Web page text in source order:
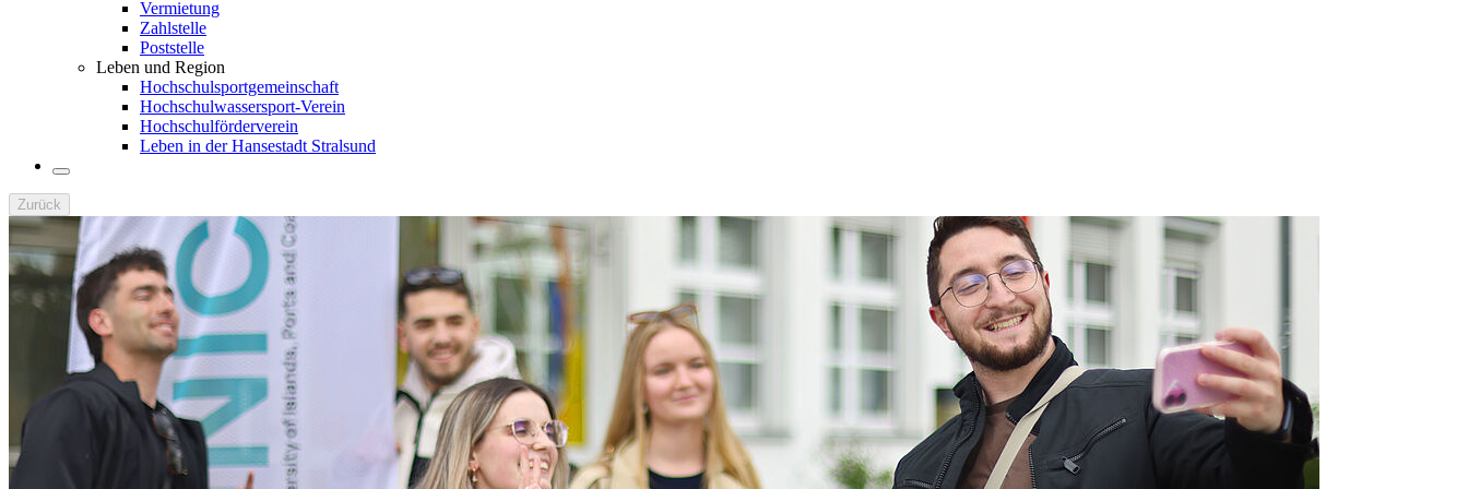
Vermietung
Zahlstelle
Poststelle
Leben und Region
Hochschulsportgemeinschaft
Hochschulwassersport-Verein
Hochschulförderverein
Leben in der Hansestadt Stralsund
Zurück